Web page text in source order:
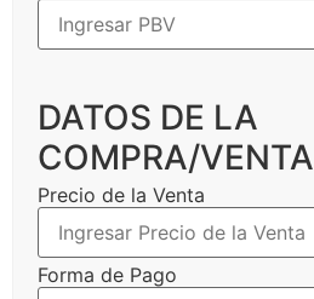
DATOS DE LA
COMPRA/VENTA
Precio de la Venta
Forma de Pago